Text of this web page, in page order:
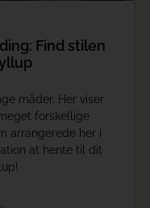
Find stilen
måder. Her viser
forskellige
arrangerede her i
at hente til dit